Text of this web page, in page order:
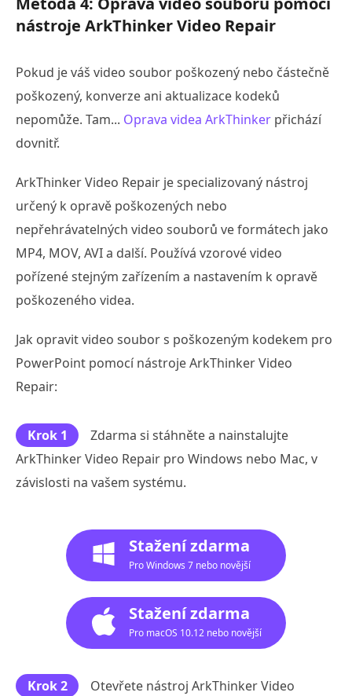
nástroje ArkThinker Video Repair
Pokud je váš video soubor poškozený nebo částečně
poškozený, konverze ani aktualizace kodeků
nepomůže. Tam... Oprava videa ArkThinker přichází
dovnitř.
ArkThinker Video Repair je specializovaný nástroj
určený k opravě poškozených nebo
nepřehrávatelných video souborů ve formátech jako
MP4, MOV, AVI a další. Používá vzorové video
pořízené stejným zařízením a nastavením k opravě
poškozeného videa.
Jak opravit video soubor s poškozeným kodekem pro
PowerPoint pomocí nástroje ArkThinker Video
Repair:
Krok 1
Zdarma si stáhněte a nainstalujte
ArkThinker Video Repair pro Windows nebo Mac, v
závislosti na vašem systému.
Stažení zdarma
Pro Windows 7 nebo novější
Stažení zdarma
Pro macOS 10.12 nebo novější
Krok 2
Otevřete nástroj ArkThinker Video